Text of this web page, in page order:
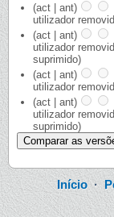
(act | ant)
utilizador
(act | ant)
utilizador
suprimido)
(act | ant)
utilizador
(act | ant)
utilizador
suprimido)
Início·